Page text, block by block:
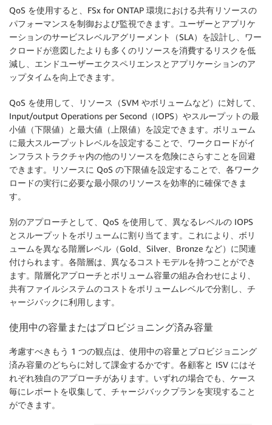
QoS を使用すると、FSx for ONTAP 環境における共有リソースの
パフォーマンスを制御および監視できます。ユーザーとアプリケ
ーションのサービスレベルアグリーメント（SLA）を設計し、ワー
クロードが意図したよりも多くのリソースを消費するリスクを低
減し、エンドユーザーエクスペリエンスとアプリケーションのア
ップタイムを向上できます。
QoS を使用して、リソース（SVM やボリュームなど）に対して、
Input/output Operations per Second（IOPS）やスループットの最
小値（下限値）と最大値（上限値）を設定できます。ボリューム
に最大スループットレベルを設定することで、ワークロードがイ
ンフラストラクチャ内の他のリソースを危険にさらすことを回避
できます。リソースに QoS の下限値を設定することで、各ワーク
ロードの実行に必要な最小限のリソースを効率的に確保できま
す。
別のアプローチとして、QoS を使用して、異なるレベルの IOPS
とスループットをボリュームに割り当てます。これにより、ボリ
ュームを異なる階層レベル（Gold、Silver、Bronze など）に関連
付けられます。各階層は、異なるコストモデルを持つことができ
ます。階層化アプローチとボリューム容量の組み合わせにより、
共有ファイルシステムのコストをボリュームレベルで分割し、チ
ャージバックに利用します。
使用中の容量またはプロビジョニング済み容量
考慮すべきもう 1 つの観点は、使用中の容量とプロビジョニング
済み容量のどちらに対して課金するかです。各顧客と ISV にはそ
れぞれ独自のアプローチがあります。いずれの場合でも、ケース
毎にレポートを収集して、チャージバックプランを実現すること
ができます。